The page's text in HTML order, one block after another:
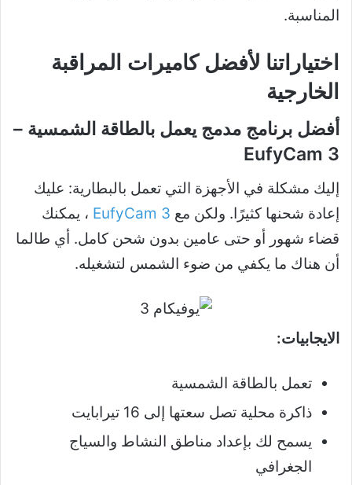
المناسبة.
اختياراتنا لأفضل كاميرات المراقبة
الخارجية
أفضل برنامج مدمج يعمل بالطاقة الشمسية –
EufyCam 3
إليك مشكلة في الأجهزة التي تعمل بالبطارية: عليك
إعادة شحنها كثيرًا. ولكن مع EufyCam 3 ، يمكنك
قضاء شهور أو حتى عامين بدون شحن كامل. أي طالما
أن هناك ما يكفي من ضوء الشمس لتشغيله.
الايجابيات:
تعمل بالطاقة الشمسية
ذاكرة محلية تصل سعتها إلى 16 تيرابايت
يسمح لك بإعداد مناطق النشاط والسياج
الجغرافي